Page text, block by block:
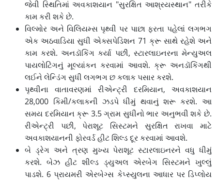
જેવી સ્થિતિમાં અવકાશયાન "સુરક્ષિત આશ્રયસ્થાન" તરીકે
કામ કરી શકે છે.
વિલ્મોર અને વિલિયમ્સ પૃથ્વી પર પાછા ફરતા પહેલાં લગભગ
એક અઠવાડિયા સુધી એક્સપેડિશન 71 ક્રૂ સાથે રહેશે અને
કામ કરશે. અનડૉકિંગ કર્યા પછી, સ્ટારલાઇનરના મેન્યુઅલ
પાયલોટિંગનું મૂલ્યાંકન કરવામાં આવશે. ક્રૂ અનડૉકિંગથી
લઈને લેન્ડિંગ સુધી લગભગ છ કલાક પસાર કરશે.
પૃથ્વીના વાતાવરણમાં રીએન્ટ્રી દરમિયાન, અવકાશયાન
28,000 કિમી/કલાકની ઝડપે ધીમું થવાનું શરૂ કરશે. આ
સમય દરમિયાન ક્રૂ 3.5 ગ્રામ સુધીનો ભાર અનુભવી શકે છે.
રીએન્ટ્રી પછી, પેરાશૂટ સિસ્ટમને સુરક્ષિત રાખવા માટે
અવકાશયાનની ફોરવર્ડ હીટ શિલ્ડ દૂર કરવામાં આવશે.
બે ડ્રેગ અને ત્રણ મુખ્ય પેરાશૂટ સ્ટારલાઇનરને વધુ ધીમું
કરશે. બેઝ હીટ શીલ્ડ ડ્યુઅલ એરબેગ સિસ્ટમને ખુલ્લું
પાડશે. 6 પ્રાયમરી એરબેગ્સ કેપ્સ્યુલના આધાર પર ડિપ્લોય